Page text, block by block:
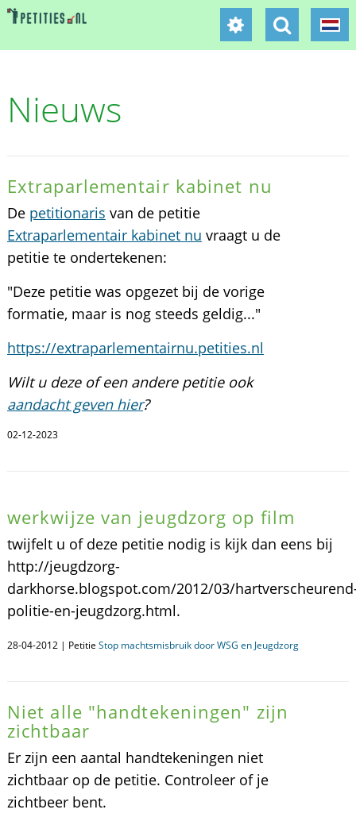
Nieuws
Extraparlementair kabinet nu
De petitionaris van de petitie
Extraparlementair kabinet nu vraagt u de
petitie te ondertekenen:
"Deze petitie was opgezet bij de vorige
formatie, maar is nog steeds geldig..."
https://extraparlementairnu.petities.nl
Wilt u deze of een andere petitie ook
aandacht geven hier?
02-12-2023
werkwijze van jeugdzorg op film
twijfelt u of deze petitie nodig is kijk dan eens bij
http://jeugdzorg-
darkhorse.blogspot.com/2012/03/
politie-en-jeugdzorg.html.
28-04-2012 | Petitie Stop machtsmisbruik door WSG en Jeugdzorg
Niet alle "handtekeningen" zijn
zichtbaar
Er zijn een aantal handtekeningen niet
zichtbaar op de petitie. Controleer of je
zichtbeer bent.